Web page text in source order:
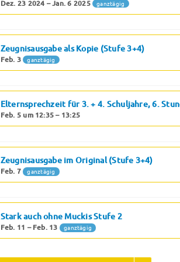
Dez. 23 2024 – Jan. 6 2025 ganztägig
Zeugnisausgabe als Kopie (Stufe 3+4)
Feb. 3 ganztägig
Elternsprechzeit für 3. + 4. Schuljahre, 6.
Feb. 5 um 12:35 – 13:25
Zeugnisausgabe im Original (Stufe 3+4)
Feb. 7 ganztägig
Stark auch ohne Muckis Stufe 2
Feb. 11 – Feb. 13 ganztägig